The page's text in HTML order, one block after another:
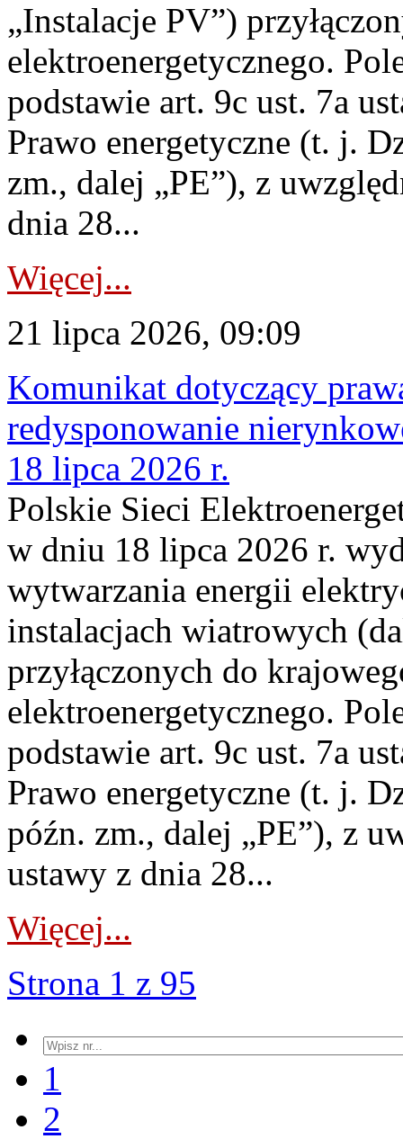
„Instalacje PV”)
elektroenergetycznego.
podstawie art. 9c ust. 7a
Prawo energetyczne (t. j.
zm., dalej „PE”), z
dnia 28...
Więcej...
21 lipca 2026, 09:09
Komunikat dotyczący
redysponowanie
18 lipca 2026 r.
Polskie Sieci
w dniu 18 lipca 2026 r.
wytwarzania energii
instalacjach wiatrowych
przyłączonych do
elektroenergetycznego.
podstawie art. 9c ust. 7a
Prawo energetyczne (t. j.
późn. zm., dalej „PE”), z
ustawy z dnia 28...
Więcej...
Strona 1 z 95
1
2